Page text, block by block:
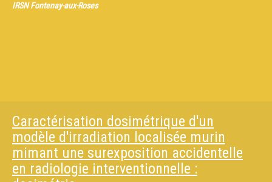
IRSN Fontenay-aux-Roses
Caractérisation dosimétrique d'un
modèle d'irradiation localisée murin
mimant une surexposition accidentelle
en radiologie interventionnelle :